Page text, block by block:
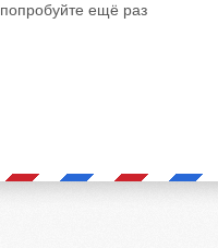
попробуйте ещё раз